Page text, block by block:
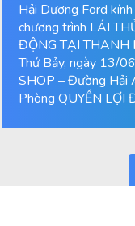
Hải Dương Ford
chương trình LÁI
ĐỘNG TẠI THANH
Thứ Bảy, ngày 13/
SHOP – Đường Hải
Phòng QUYỀN LỢI